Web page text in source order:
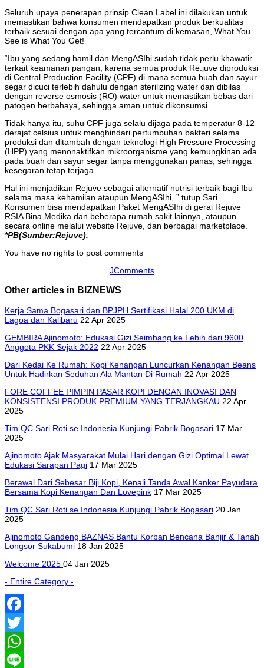
Seluruh upaya penerapan prinsip Clean Label ini dilakukan untuk
memastikan bahwa konsumen mendapatkan produk berkualitas
terbaik sesuai dengan apa yang tercantum di kemasan, What You
See is What You Get!
“Ibu yang sedang hamil dan MengASIhi sudah tidak perlu khawatir
terkait keamanan pangan, karena semua produk Re.juve diproduksi
di Central Production Facility (CPF) di mana semua buah dan sayur
segar dicuci terlebih dahulu dengan sterilizing water dan dibilas
dengan reverse osmosis (RO) water untuk memastikan bebas dari
patogen berbahaya, sehingga aman untuk dikonsumsi.
Tidak hanya itu, suhu CPF juga selalu dijaga pada temperatur 8-12
derajat celsius untuk menghindari pertumbuhan bakteri selama
produksi dan ditambah dengan teknologi High Pressure Processing
(HPP) yang menonaktifkan mikroorganisme yang kemungkinan ada
pada buah dan sayur segar tanpa menggunakan panas, sehingga
kesegaran tetap terjaga.
Hal ini menjadikan Rejuve sebagai alternatif nutrisi terbaik bagi Ibu
selama masa kehamilan ataupun MengASIhi, ” tutup Sari.
Konsumen bisa mendapatkan Paket MengASIhi di gerai Rejuve
RSIA Bina Medika dan beberapa rumah sakit lainnya, ataupun
secara online melalui website Rejuve, dan berbagai marketplace.
*PB(Sumber:Rejuve).
You have no rights to post comments
JComments
Other articles in BIZNEWS
Kerja Sama Bogasari dan BPJPH Sertifikasi Halal 200 UKM di
Lagoa dan Kalibaru 22 Apr 2025
GEMBIRA Ajinomoto: Edukasi Gizi Seimbang ke Lebih dari 9600
Anggota PKK Sejak 2022 22 Apr 2025
Dari Kedai Ke Rumah: Kopi Kenangan Luncurkan Kenangan Beans
Untuk Hadirkan Seduhan Ala Mantan Di Rumah 22 Apr 2025
FORE COFFEE PIMPIN PASAR KOPI DENGAN INOVASI DAN
KONSISTENSI PRODUK PREMIUM YANG TERJANGKAU 22 Apr
2025
Tim QC Sari Roti se Indonesia Kunjungi Pabrik Bogasari 17 Mar
2025
Ajinomoto Ajak Masyarakat Mulai Hari dengan Gizi Optimal Lewat
Edukasi Sarapan Pagi 17 Mar 2025
Berawal Dari Sebesar Biji Kopi, Kenali Tanda Awal Kanker Payudara
Bersama Kopi Kenangan Dan Lovepink 17 Mar 2025
Tim QC Sari Roti se Indonesia Kunjungi Pabrik Bogasari 20 Jan
2025
Ajinomoto Gandeng BAZNAS Bantu Korban Bencana Banjir & Tanah
Longsor Sukabumi 18 Jan 2025
Welcome 2025 04 Jan 2025
- Entire Category -
Facebook
Twitter
WhatsApp